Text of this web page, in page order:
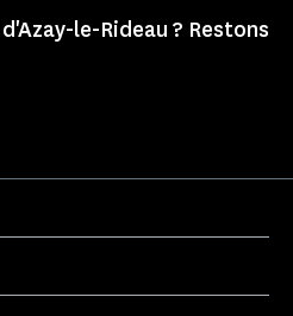
le-Rideau ? Restons